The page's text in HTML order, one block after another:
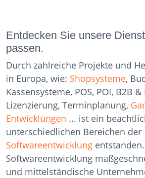
Entdecken Sie unsere
passen.
Durch zahlreiche Projekte und
in Europa, wie: Shopsysteme,
Kassensysteme, POS, POI, B2B &
Lizenzierung, Terminplanung,
Entwicklungen ... ist ein
unterschiedlichen Bereichen der
Softwareentwicklung entstanden.
Softwareentwicklung
und mittelständische